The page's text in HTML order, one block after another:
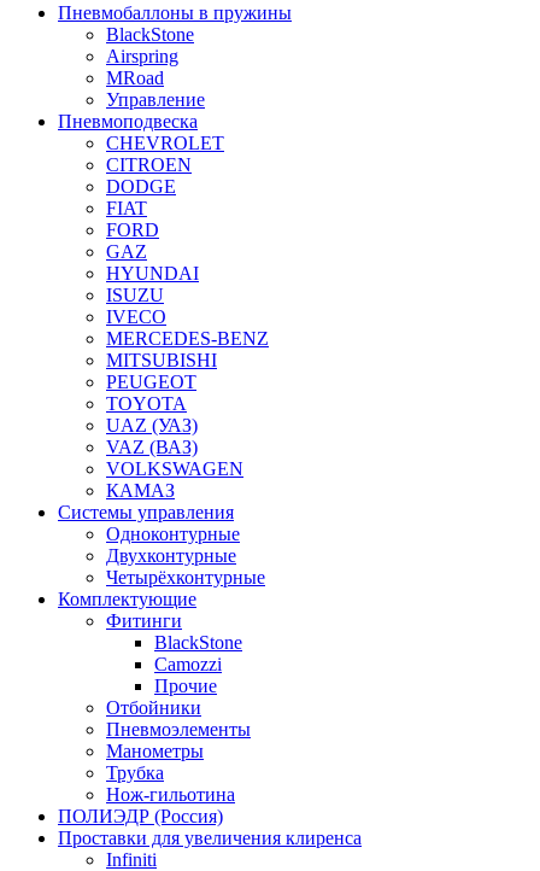
Пневмобаллоны в пружины
BlackStone
Airspring
MRoad
Управление
Пневмоподвеска
CHEVROLET
CITROEN
DODGE
FIAT
FORD
GAZ
HYUNDAI
ISUZU
IVECO
MERCEDES-BENZ
MITSUBISHI
PEUGEOT
TOYOTA
UAZ (УАЗ)
VAZ (ВАЗ)
VOLKSWAGEN
КАМАЗ
Системы управления
Одноконтурные
Двухконтурные
Четырёхконтурные
Комплектующие
Фитинги
BlackStone
Camozzi
Прочие
Отбойники
Пневмоэлементы
Манометры
Трубка
Нож-гильотина
ПОЛИЭДР (Россия)
Проставки для увеличения клиренса
Infiniti